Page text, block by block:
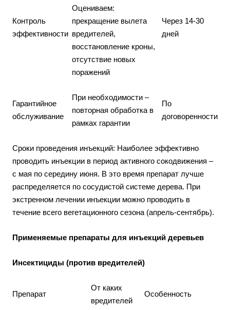
Контроль
эффективности
Оцениваем:
прекращение вылета
вредителей,
восстановление кроны,
отсутствие новых
поражений
Через 14-30
дней
Гарантийное
обслуживание
При необходимости –
повторная обработка в
рамках гарантии
По
договоренности
Сроки проведения инъекций: Наиболее эффективно
проводить инъекции в период активного сокодвижения –
с мая по середину июня. В это время препарат лучше
распределяется по сосудистой системе дерева. При
экстренном лечении инъекции можно проводить в
течение всего вегетационного сезона (апрель-сентябрь).
Применяемые препараты для инъекций деревьев
Инсектициды (против вредителей)
Препарат
От каких
вредителей
Особенность